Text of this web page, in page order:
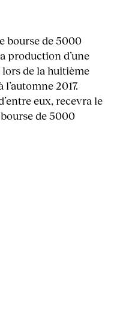
bourse de 5000
production d’une
de la huitième
2017.
eux, recevra le
de 5000